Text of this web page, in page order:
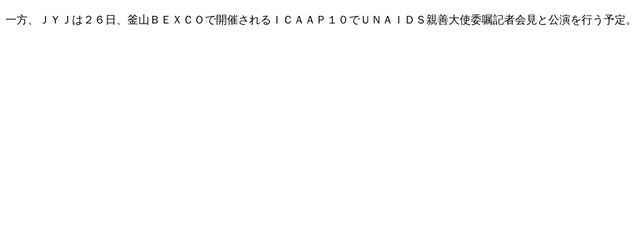
一方、ＪＹＪは２６日、釜山ＢＥＸＣＯで開催されるＩＣＡＡＰ１０でＵＮＡＩＤＳ親善大使委嘱記者会見と公演を行う予定。